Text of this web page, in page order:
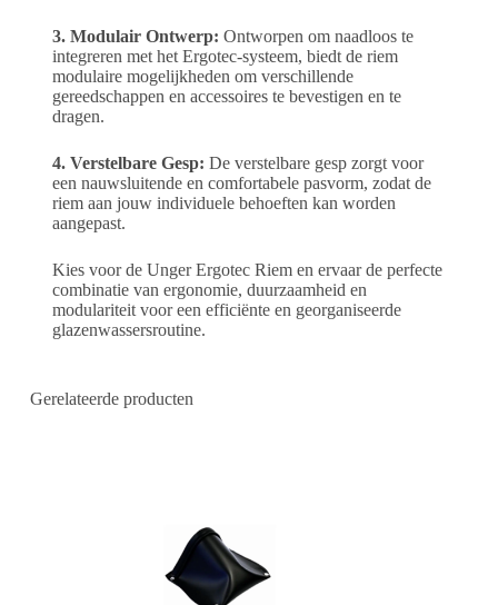
3. Modulair Ontwerp: Ontworpen om naadloos te
integreren met het Ergotec-systeem, biedt de riem
modulaire mogelijkheden om verschillende
gereedschappen en accessoires te bevestigen en te
dragen.
4. Verstelbare Gesp: De verstelbare gesp zorgt voor
een nauwsluitende en comfortabele pasvorm, zodat de
riem aan jouw individuele behoeften kan worden
aangepast.
Kies voor de Unger Ergotec Riem en ervaar de perfecte
combinatie van ergonomie, duurzaamheid en
modulariteit voor een efficiënte en georganiseerde
glazenwassersroutine.
Gerelateerde producten